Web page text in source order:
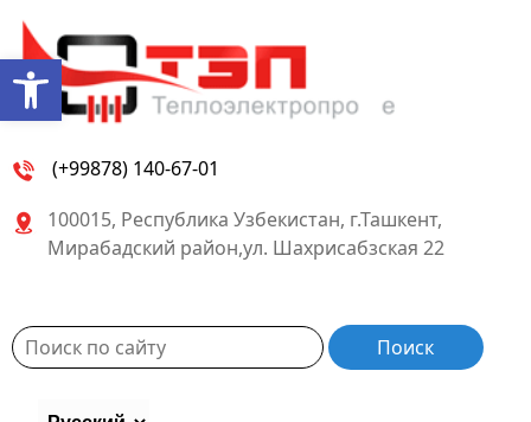
Open toolbar
(+99878) 140-67-01
100015, Республика Узбекистан, г.Ташкент,
Мирабадский район,ул. Шахрисабзская 22